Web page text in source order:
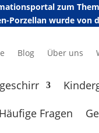
zum
Porzellan wurde von
Blog Über uns
Häufige Fragen